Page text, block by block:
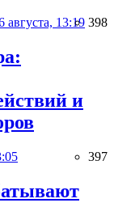
августа, 13:19 398
и
397